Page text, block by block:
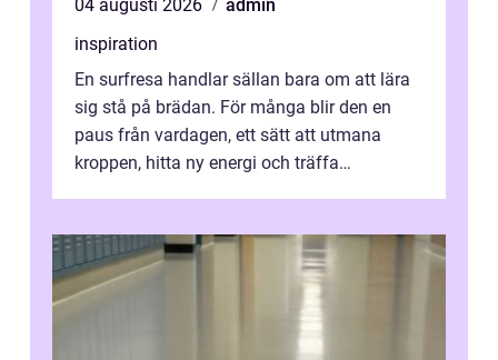
04 augusti 2026
admin
inspiration
En surfresa handlar sällan bara om att lära
sig stå på brädan. För många blir den en
paus från vardagen, ett sätt att utmana
kroppen, hitta ny energi och träffa